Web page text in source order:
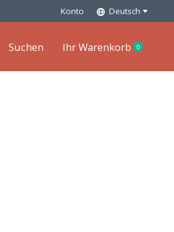
Konto Deutsch
Suchen Ihr Warenkorb 0items